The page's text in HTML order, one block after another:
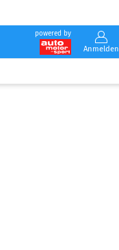
powered by
Anmelden